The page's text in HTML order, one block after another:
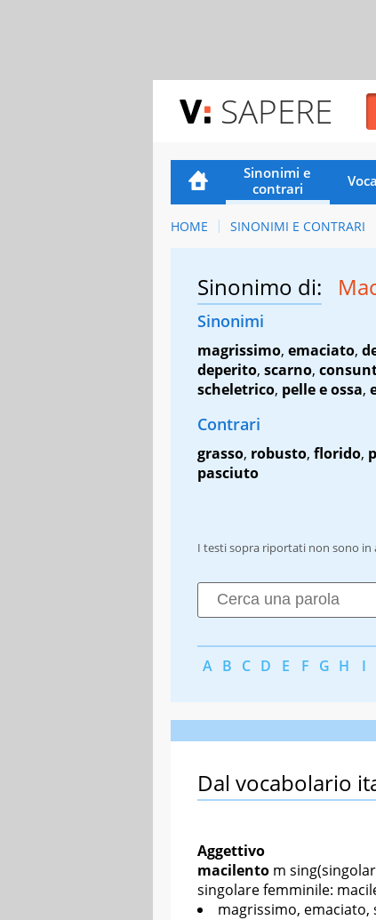
SAPERE
Sinonimi e
contrari
HOME SINONIMI E CONTRARI
Sinonimo di:
Sinonimi
magrissimo, emaciato,
deperito, scarno,
scheletrico, pelle e ossa,
Contrari
grasso, robusto, florido,
pasciuto
I testi sopra riportati non sono in
A B C D E F G H I
Dal vocabolario
Aggettivo
macilento m sing
singolare femminile:
magrissimo, emaciato,